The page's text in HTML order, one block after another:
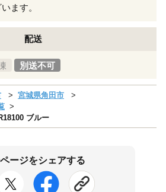
ます。
配送
別送不可
宮城県角田市
ブルー
ージをシェアする